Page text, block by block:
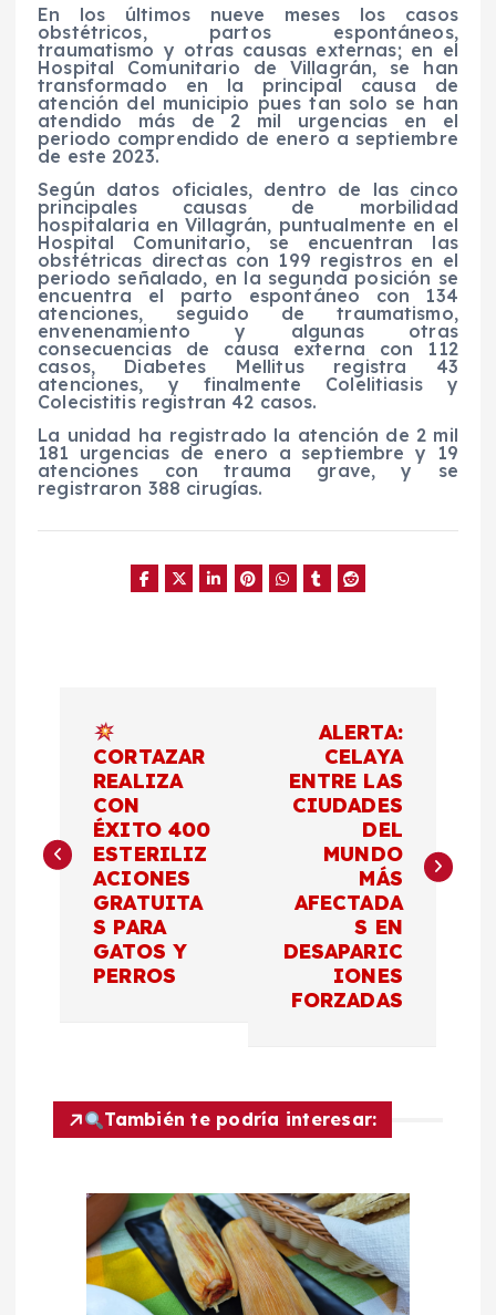
En los últimos nueve meses los casos
obstétricos, partos espontáneos,
traumatismo y otras causas externas; en el
Hospital Comunitario de Villagrán, se han
transformado en la principal causa de
atención del municipio pues tan solo se han
atendido más de 2 mil urgencias en el
periodo comprendido de enero a septiembre
de este 2023.
Según datos oficiales, dentro de las cinco
principales causas de morbilidad
hospitalaria en Villagrán, puntualmente en el
Hospital Comunitario, se encuentran las
obstétricas directas con 199 registros en el
periodo señalado, en la segunda posición se
encuentra el parto espontáneo con 134
atenciones, seguido de traumatismo,
envenenamiento y algunas otras
consecuencias de causa externa con 112
casos, Diabetes Mellitus registra 43
atenciones, y finalmente Colelitiasis y
Colecistitis registran 42 casos.
La unidad ha registrado la atención de 2 mil
181 urgencias de enero a septiembre y 19
atenciones con trauma grave, y se
registraron 388 cirugías.
e
ó
CORTAZAR
REALIZA
CON
ÉXITO 400
ESTERILIZ
ACIONES
GRATUITA
S PARA
GATOS Y
PERROS
ALERTA:
CELAYA
ENTRE LAS
CIUDADES
DEL
MUNDO
MÁS
AFECTADA
S EN
DESAPARIC
IONES
FORZADAS
También te podría interesar: